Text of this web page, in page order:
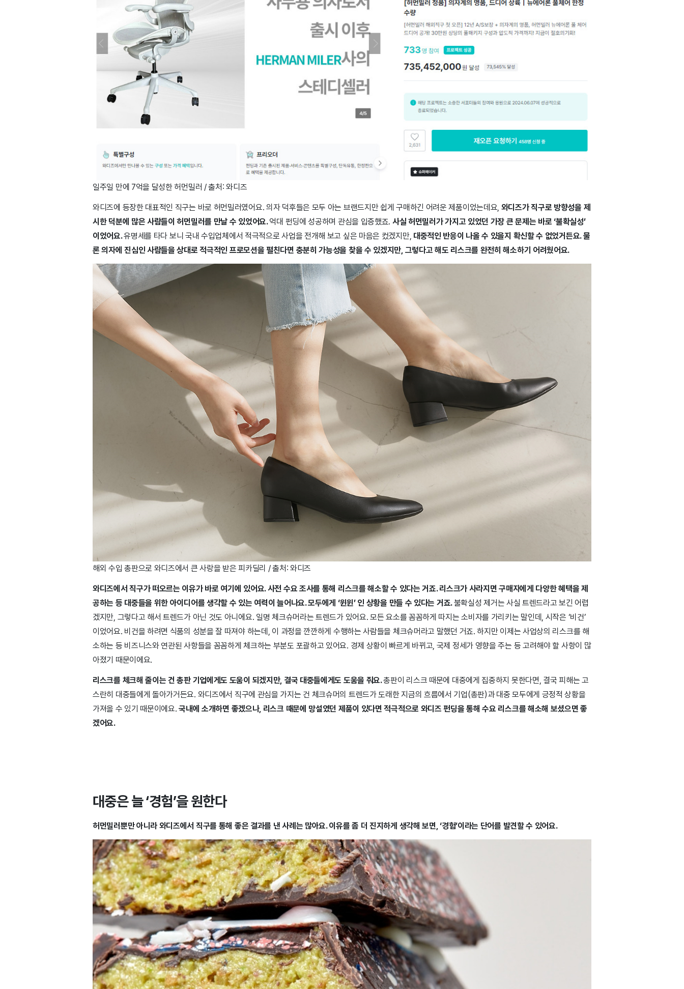
일주일 만에 7억을 달성한 허먼밀러 / 출처: 와디즈
와디즈에 등장한 대표적인 직구는 바로 허먼밀러였어요. 의자 덕후들은 모두 아는 브랜드지만 쉽게 구매하긴 어려운 제품이었는데요, 와디즈가 직구로 방향성을 제
시한 덕분에 많은 사람들이 허먼밀러를 만날 수 있었어요.억대 펀딩에 성공하며 관심을 입증했죠. 사실 허먼밀러가 가지고 있었던 가장 큰 문제는 바로 ‘불확실성’
이었어요.유명세를 타다 보니 국내 수입업체에서 적극적으로 사업을 전개해 보고 싶은 마음은 컸겠지만, 대중적인 반응이 나올 수 있을지 확신할 수 없었거든요. 물
론 의자에 진심인 사람들을 상대로 적극적인 프로모션을 펼친다면 충분히 가능성을 찾을 수 있겠지만, 그렇다고 해도 리스크를 완전히 해소하기 어려웠어요.
해외 수입 총판으로 와디즈에서 큰 사랑을 받은 피카딜리 / 출처: 와디즈
와디즈에서 직구가 떠오르는 이유가 바로 여기에 있어요. 사전 수요 조사를 통해 리스크를 해소할 수 있다는 거죠. 리스크가 사라지면 구매자에게 다양한 혜택을 제
공하는 등 대중들을 위한 아이디어를 생각할 수 있는 여력이 늘어나요. 모두에게 ‘윈윈’ 인 상황을 만들 수 있다는 거죠.불확실성 제거는 사실 트렌드라고 보긴 어렵
겠지만, 그렇다고 해서 트렌드가 아닌 것도 아니에요. 일명 체크슈머라는 트렌드가 있어요. 모든 요소를 꼼꼼하게 따지는 소비자를 가리키는 말인데, 시작은 ‘비건’
이었어요. 비건을 하려면 식품의 성분을 잘 따져야 하는데, 이 과정을 깐깐하게 수행하는 사람들을 체크슈머라고 말했던 거죠. 하지만 이제는 사업상의 리스크를 해
소하는 등 비즈니스와 연관된 사항들을 꼼꼼하게 체크하는 부분도 포괄하고 있어요. 경제 상황이 빠르게 바뀌고, 국제 정세가 영향을 주는 등 고려해야 할 사항이 많
아졌기 때문이에요.
리스크를 체크해 줄이는 건 총판 기업에게도 도움이 되겠지만, 결국 대중들에게도 도움을 줘요.총판이 리스크 때문에 대중에게 집중하지 못한다면, 결국 피해는 고
스란히 대중들에게 돌아가거든요. 와디즈에서 직구에 관심을 가지는 건 체크슈머의 트렌드가 도래한 지금의 흐름에서 기업(총판)과 대중 모두에게 긍정적 상황을
가져올 수 있기 때문이에요.국내에 소개하면 좋겠으나, 리스크 때문에 망설였던 제품이 있다면 적극적으로 와디즈 펀딩을 통해 수요 리스크를 해소해 보셨으면 좋
겠어요.
대중은 늘 ‘경험’을 원한다
허먼밀러뿐만 아니라 와디즈에서 직구를 통해 좋은 결과를 낸 사례는 많아요. 이유를 좀 더 진지하게 생각해 보면, ‘경험’이라는 단어를 발견할 수 있어요.